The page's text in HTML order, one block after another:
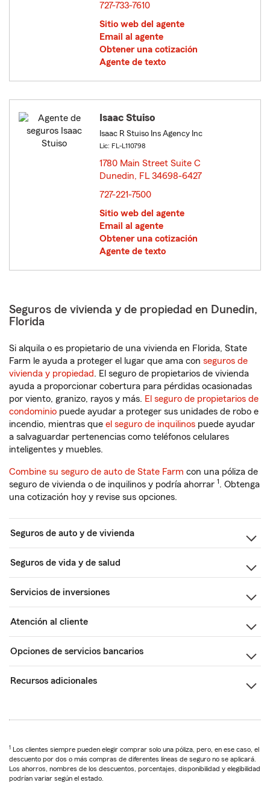
727-733-7610
Sitio web del agente
Email al agente
Obtener una cotización
Agente de texto
Isaac Stuiso
Isaac R Stuiso Ins Agency Inc
Lic: FL-L110798
1780 Main Street Suite C
Dunedin, FL 34698-6427
727-221-7500
Sitio web del agente
Email al agente
Obtener una cotización
Agente de texto
Seguros de vivienda y de propiedad en Dunedin,
Florida
Si alquila o es propietario de una vivienda en Florida, State
Farm le ayuda a proteger el lugar que ama con seguros de
vivienda y propiedad. El seguro de propietarios de vivienda
ayuda a proporcionar cobertura para pérdidas ocasionadas
por viento, granizo, rayos y más. El seguro de propietarios de
condominio puede ayudar a proteger sus unidades de robo e
incendio, mientras que el seguro de inquilinos puede ayudar
a salvaguardar pertenencias como teléfonos celulares
inteligentes y muebles.
Combine su seguro de auto de State Farm con una póliza de
seguro de vivienda o de inquilinos y podría ahorrar 1. Obtenga
una cotización hoy y revise sus opciones.
Seguros de auto y de vivienda
Seguros de vida y de salud
Servicios de inversiones
Atención al cliente
Opciones de servicios bancarios
Recursos adicionales
1 Los clientes siempre pueden elegir comprar solo una póliza, pero, en ese caso, el
descuento por dos o más compras de diferentes líneas de seguro no se aplicará.
Los ahorros, nombres de los descuentos, porcentajes, disponibilidad y elegibilidad
podrían variar según el estado.